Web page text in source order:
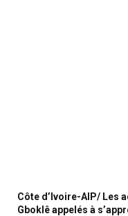
Côte d’Ivoire-AIP/ Les
Gboklê appelés à